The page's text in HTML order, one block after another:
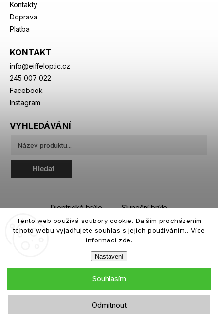
Tento web používá soubory cookie. Dalším procházením
tohoto webu vyjadřujete souhlas s jejich používáním.. Více
informací zde.
Nastavení
Odmítnout
Souhlasím
Kontakty
Doprava
Platba
KONTAKT
info@eiffeloptic.cz
245 007 022
Facebook
Instagram
VYHLEDÁVÁNÍ
Hledat
Dioptrické brýle
Sluneční brýle
Sportovní brýle
Kontaktní čočky
Roztoky a oční kapky
Copyright 2026eiffeloptic.cz. Všechna práva vyhrazena.